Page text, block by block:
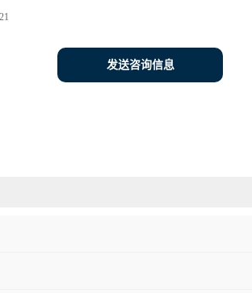
发送咨询信息